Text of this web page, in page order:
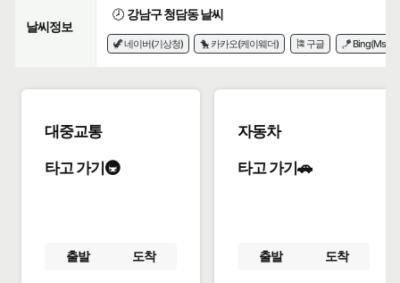
날씨정보
🕗 강남구 청담동 날씨
🦖 네이버(기상청) 🐤 카카오(케이웨더) 🎏 구글 🪁 Bing(Msn)
대중교통
타고 가기🚇
출발 도착
자동차
타고 가기🚗
출발 도착